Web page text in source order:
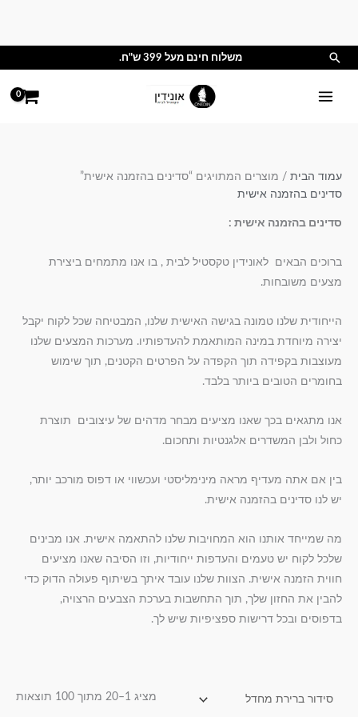
חיפוש משלוח חינם מעל 399 ש"ח.
עמוד הבית / מוצרים המתויגים “סדינים בהזמנה אישית”
סדינים בהזמנה אישית
סדינים בהזמנה אישית :
ברוכים הבאים לאונידין טקסטיל לבית , בו אנו מתמחים ביצירת
מצעים משובחות.
הייחודית שלנו טמונה בגישה האישית שלנו, המבטיחה שכל לקוח יקבל
יצירה מיוחדת במינה המותאמת להעדפותיו. מערכות המצעים שלנו
מעוצבות בקפידה תוך הקפדה על הפרטים הקטנים, תוך שימוש
בחומרים הטובים ביותר בלבד.
אנו מתגאים בכך שאנו מציעים מבחר מדהים של עיצובים תוצרת
כחול ולבן המשדרים אלגנטיות ותחכום.
בין אם אתה מעדיף מראה מינימליסטי ועכשווי או דפוס מורכב יותר,
יש לנו סדינים בהזמנה אישית.
מה שמייחד אותנו הוא המחויבות שלנו להתאמה אישית. אנו מבינים
שלכל לקוח יש טעמים והעדפות ייחודיות, וזו הסיבה שאנו מציעים
חווית הזמנה אישית. הצוות שלנו עובד איתך בשיתוף פעולה הדוק כדי
להבין את החזון שלך, תוך התחשבות בערכת הצבעים הרצויה,
בדפוסים ובכל דרישות ספציפיות שיש לך.
מציג 1–20 מתוך 100 תוצאות